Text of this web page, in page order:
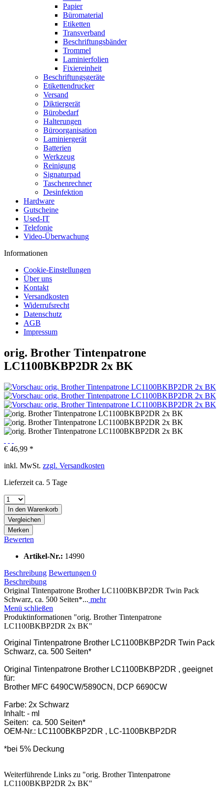
Papier
Büromaterial
Etiketten
Transverband
Beschriftungsbänder
Trommel
Laminierfolien
Fixiereinheit
Beschriftungsgeräte
Etikettendrucker
Versand
Diktiergerät
Bürobedarf
Halterungen
Büroorganisation
Laminiergerät
Batterien
Werkzeug
Reinigung
Signaturpad
Taschenrechner
Desinfektion
Hardware
Gutscheine
Used-IT
Telefonie
Video-Überwachung
Informationen
Cookie-Einstellungen
Über uns
Kontakt
Versandkosten
Widerrufsrecht
Datenschutz
AGB
Impressum
orig. Brother Tintenpatrone
LC1100BKBP2DR 2x BK
€ 46,99 *
inkl. MwSt. zzgl. Versandkosten
Lieferzeit ca. 5 Tage
In den Warenkorb
Vergleichen
Merken
Bewerten
Artikel-Nr.: 14990
Beschreibung Bewertungen 0
Beschreibung
Original Tintenpatrone Brother LC1100BKBP2DR Twin Pack
Schwarz, ca. 500 Seiten*... mehr
Menü schließen
Produktinformationen "orig. Brother Tintenpatrone
LC1100BKBP2DR 2x BK"
Original Tintenpatrone Brother LC1100BKBP2DR Twin Pack
Schwarz, ca. 500 Seiten*
Original Tintenpatrone Brother LC1100BKBP2DR , geeignet
für:
Brother MFC 6490CW/5890CN, DCP 6690CW
Farbe: 2x Schwarz
Inhalt: - ml
Seiten: ca. 500 Seiten*
OEM-Nr.: LC1100BKBP2DR , LC-1100BKBP2DR
*bei 5% Deckung
Weiterführende Links zu "orig. Brother Tintenpatrone
LC1100BKBP2DR 2x BK"